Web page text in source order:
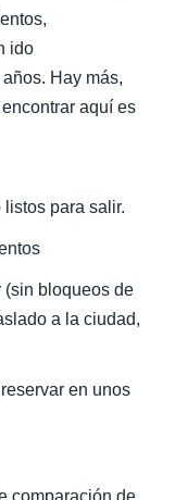
ido
Hay más,
aquí es
para salir.
(sin bloqueos de
a la ciudad,
en unos
comparación de